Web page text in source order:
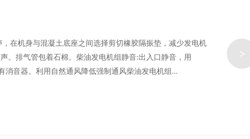
在机身与混凝土底座之间选择剪切橡胶隔振垫，减少发电机
。排气管包着石棉。柴油发电机组静音:出入口静音，用
消音器。利用自然通风降低强制通风柴油发电机组...
>